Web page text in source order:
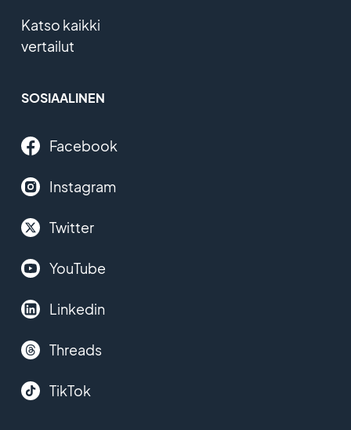
Katso kaikki
vertailut
SOSIAALINEN
Facebook
Instagram
Twitter
YouTube
Linkedin
Threads
TikTok